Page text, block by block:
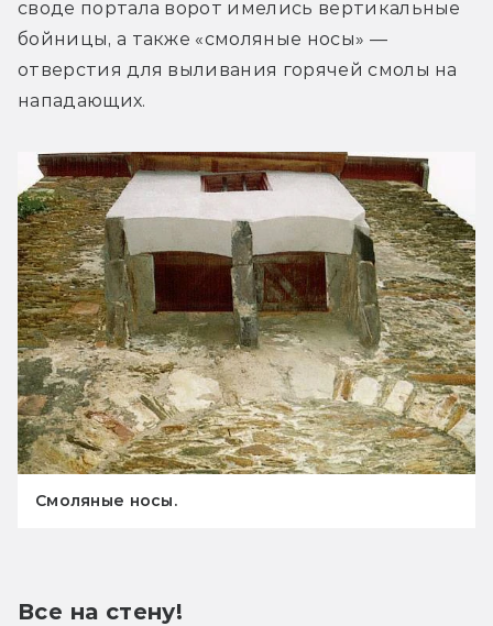
своде портала ворот имелись вертикальные
бойницы, а также «смоляные носы» —
отверстия для выливания горячей смолы на
нападающих.
Смоляные носы.
Все на стену!